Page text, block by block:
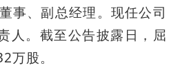
事、副总经理。现任公司
人。截至公告披露日，屈
万股。